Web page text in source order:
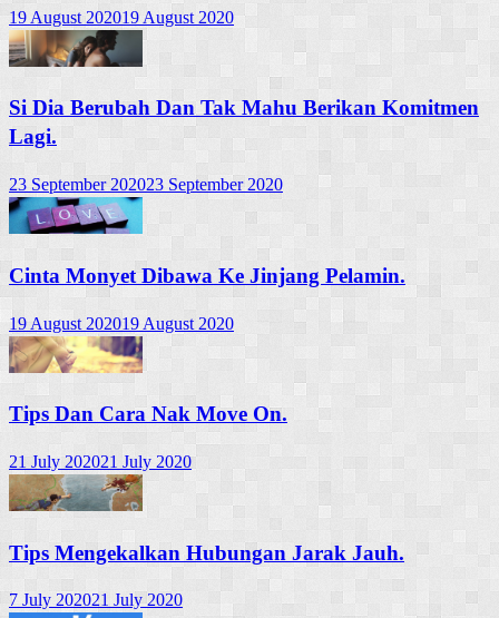
19 August 202019 August 2020
Si Dia Berubah Dan Tak Mahu Berikan Komitmen
Lagi.
23 September 202023 September 2020
Cinta Monyet Dibawa Ke Jinjang Pelamin.
19 August 202019 August 2020
Tips Dan Cara Nak Move On.
21 July 202021 July 2020
Tips Mengekalkan Hubungan Jarak Jauh.
7 July 202021 July 2020